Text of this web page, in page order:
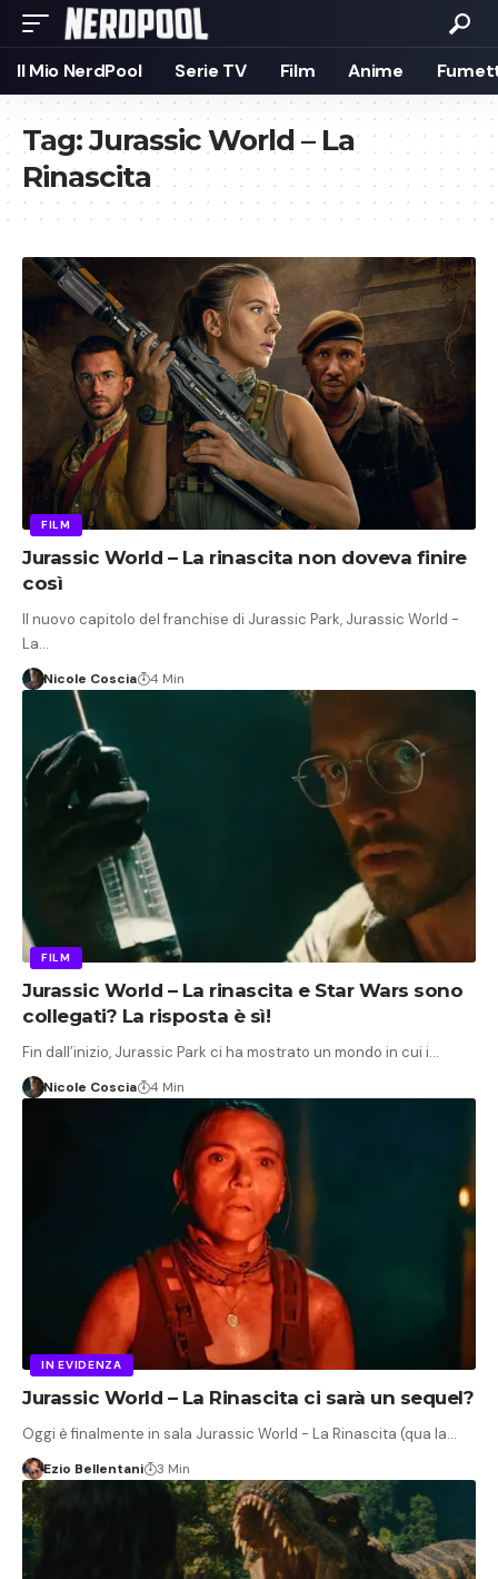
Il Mio NerdPool Serie TV Film Anime
Tag:Jurassic World – La
Rinascita
FILM
Jurassic World – La rinascita non doveva finire
così
Il nuovo capitolo del franchise di Jurassic Park, Jurassic World -
La…
Nicole Coscia 4 Min
FILM
Jurassic World – La rinascita e Star Wars sono
collegati? La risposta è sì!
Fin dall’inizio, Jurassic Park ci ha mostrato un mondo in cui i…
Nicole Coscia 4 Min
IN EVIDENZA
Jurassic World – La Rinascita ci sarà un sequel?
Oggi è finalmente in sala Jurassic World - La Rinascita (qua la…
Ezio Bellentani 3 Min